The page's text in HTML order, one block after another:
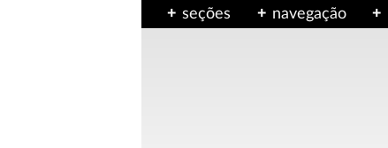
seções navegação